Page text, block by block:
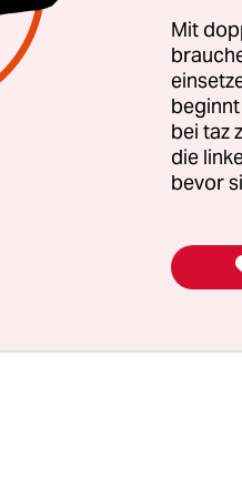
den 50er Jahren:
der ältesten
steht. Hobohm, der
Herbert
in deutschen
des Zentralrats
Mit
bei taz
die
bevor